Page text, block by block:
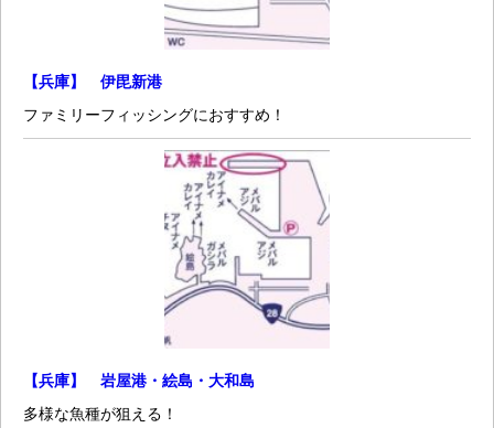
【兵庫】 伊毘新港
ファミリーフィッシングにおすすめ！
【兵庫】 岩屋港・絵島・大和島
多様な魚種が狙える！